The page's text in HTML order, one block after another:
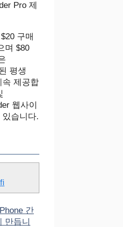
Pro 제
구매
며 $80
평생
속 제공합
웹사이
습니다.
간
만듭니